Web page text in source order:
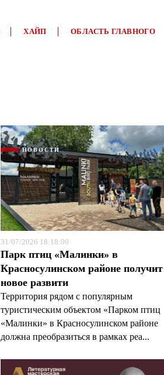
ХАЙП ОБЛАСТЬ ГЛАВНОГО
НОВОСТИ
31/07/2026 18:18:00
Парк птиц «Малинки» в
Красносулинском районе получит
новое развити
Территория рядом с популярным
туристическим объектом «Парком птиц
«Малинки» в Красносулинском районе
должна преобразиться в рамках реа...
Я согласен сполитикой
Я согласен сполитикой